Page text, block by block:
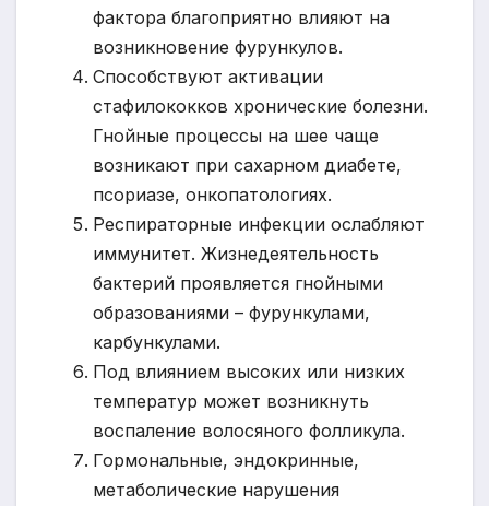
фактора благоприятно влияют на
возникновение фурункулов.
Способствуют активации
стафилококков хронические болезни.
Гнойные процессы на шее чаще
возникают при сахарном диабете,
псориазе, онкопатологиях.
Респираторные инфекции ослабляют
иммунитет. Жизнедеятельность
бактерий проявляется гнойными
образованиями – фурункулами,
карбункулами.
Под влиянием высоких или низких
температур может возникнуть
воспаление волосяного фолликула.
Гормональные, эндокринные,
метаболические нарушения